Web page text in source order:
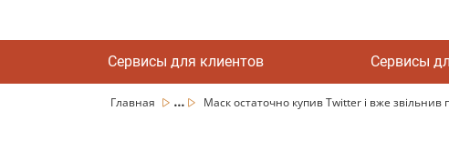
Сервисы для клиентов Сервисы
Главная ... Маск остаточно купив Twitter і вже звільнив